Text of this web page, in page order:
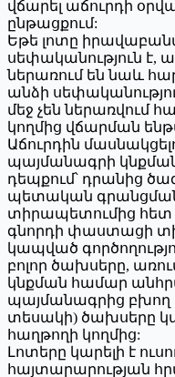
վճարել աճուրդի
ընթացքում:
Եթե լոտը
սեփականություն է,
ներառում են նաև
անձի
մեջ չեն ներառվում
կողմից վճարման
Աճուրդին
պայմանագրի
դեպքում՝ դրանից
պետական գրանցման
տիրապետումից հետ
գնորդի փաստացի
կապված
բոլոր ծախսերը,
կնքման համար
պայմանագրից բխող
տեսակի) ծախսերը
հաղթողի կողմից:
Լոտերը կարելի է
հայտարարության